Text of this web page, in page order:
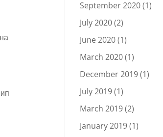
September 2020(1)
July 2020(2)
June 2020(1)
March 2020(1)
December 2019(1)
July 2019(1)
March 2019(2)
January 2019(1)